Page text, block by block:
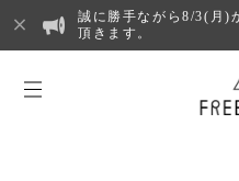
誠に勝手ながら8/3(月)
頂きます。